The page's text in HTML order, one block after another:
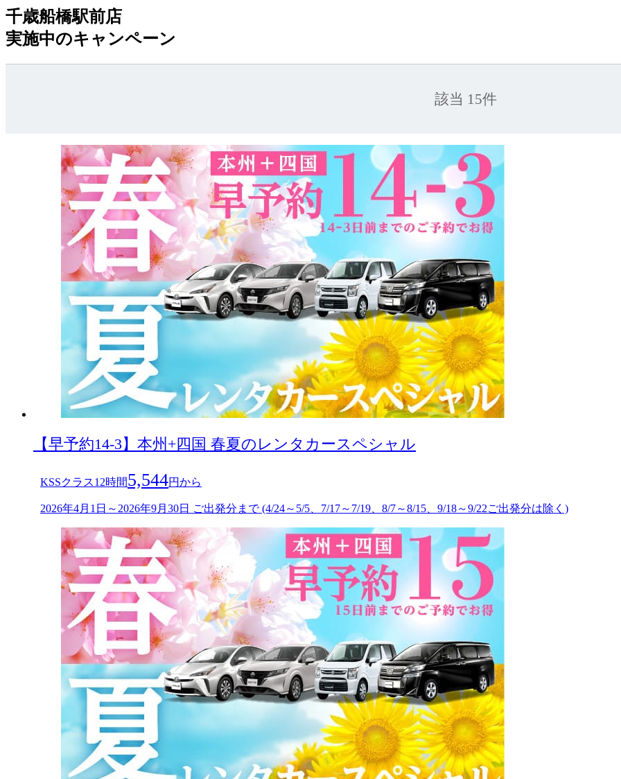
千歳船橋駅前店
実施中のキャンペーン
該当 15件
【早予約14-3】本州+四国 春夏のレンタカースペシャル
KSSクラス12時間5,544円から
2026年4月1日～2026年9月30日 ご出発分まで (4/24～5/5、7/17～7/19、8/7～8/15、9/18～9/22ご出発分は除く)